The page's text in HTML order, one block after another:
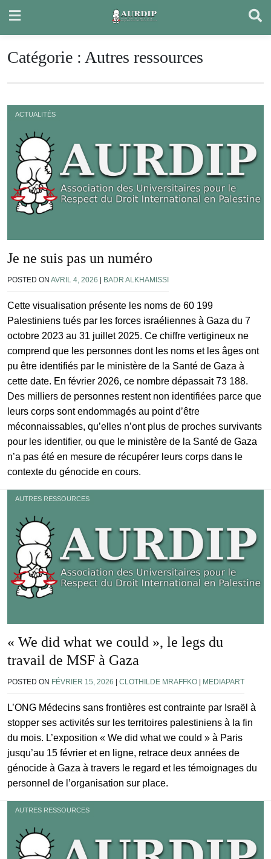
content
Catégorie : Autres ressources
ACTUALITÉS
Je ne suis pas un numéro
POSTED ON AVRIL 4, 2026 | BADR ALKHAMISSI
Cette visualisation présente les noms de 60 199
Palestiniens tués par les forces israéliennes à Gaza du 7
octobre 2023 au 31 juillet 2025. Ce chiffre vertigineux ne
comprend que les personnes dont les noms et les âges ont
pu être identifiés par le ministère de la Santé de Gaza à
cette date. En février 2026, ce nombre dépassait 73 188.
Des milliers de personnes restent non identifiées parce que
leurs corps sont endommagés au point d’être
méconnaissables, qu’elles n’ont plus de proches survivants
pour les identifier, ou que le ministère de la Santé de Gaza
n’a pas été en mesure de récupérer leurs corps dans le
contexte du génocide en cours.
AUTRES RESSOURCES
« We did what we could », le legs du
travail de MSF à Gaza
POSTED ON FÉVRIER 15, 2026 CLOTHILDE MRAFFKO MEDIAPART
L’ONG Médecins sans frontières est contrainte par Israël à
stopper ses activités sur les territoires palestiniens à la fin
du mois. L’exposition « We did what we could » à Paris
jusqu’au 15 février et en ligne, retrace deux années de
génocide à Gaza à travers le regard et les témoignages du
personnel de l’organisation sur place.
AUTRES RESSOURCES